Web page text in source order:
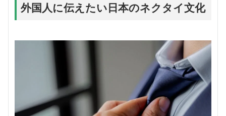
外国人に伝えたい日本のネクタイ文化